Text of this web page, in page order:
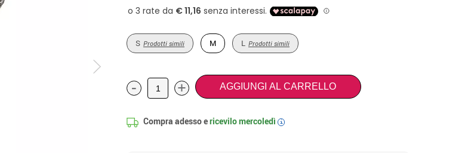
S Prodotti simili M L Prodotti simili
- + AGGIUNGI AL CARRELLO
Compra adesso ericevilomercoledì i